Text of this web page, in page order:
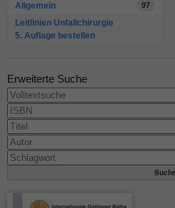
Allgemein 97
Leitlinien Unfallchirurgie
5. Auflage bestellen
Erweiterte Suche